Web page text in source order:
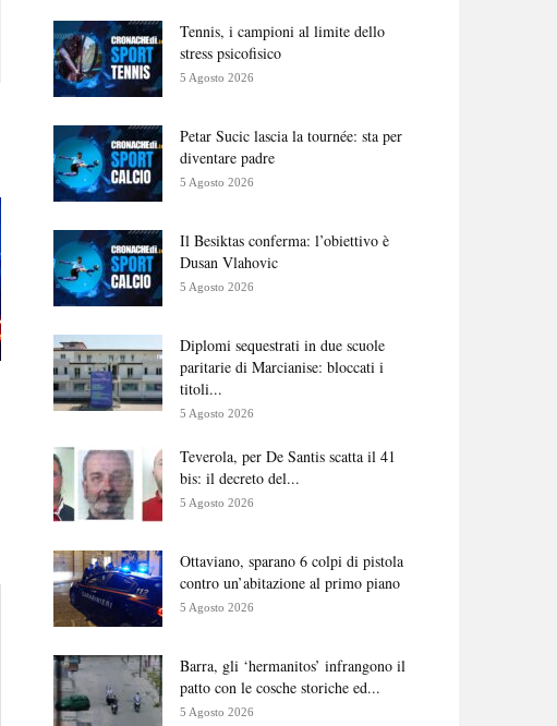
Tennis, i campioni al limite dello
stress psicofisico
5 Agosto 2026
Petar Sucic lascia la tournée: sta per
diventare padre
5 Agosto 2026
Il Besiktas conferma: l’obiettivo è
Dusan Vlahovic
5 Agosto 2026
Diplomi sequestrati in due scuole
paritarie di Marcianise: bloccati i
titoli...
5 Agosto 2026
Teverola, per De Santis scatta il 41
bis: il decreto del...
5 Agosto 2026
Ottaviano, sparano 6 colpi di pistola
contro un’abitazione al primo piano
5 Agosto 2026
Barra, gli ‘hermanitos’ infrangono il
patto con le cosche storiche ed...
5 Agosto 2026